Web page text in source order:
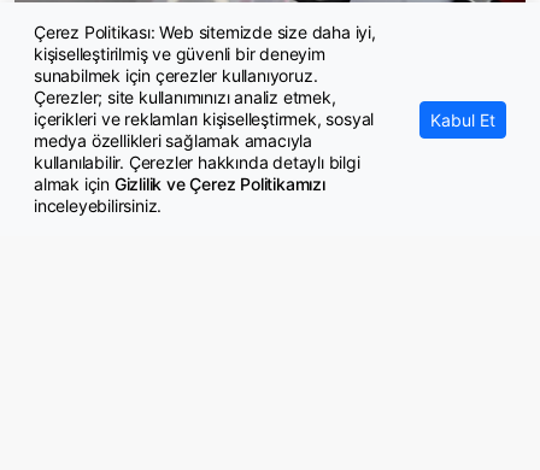
Benzine indirim geliyor
Çerez Politikası: Web sitemizde size daha iyi,
kişiselleştirilmiş ve güvenli bir deneyim
sunabilmek için çerezler kullanıyoruz.
Çerezler; site kullanımınızı analiz etmek,
içerikleri ve reklamları kişiselleştirmek, sosyal
medya özellikleri sağlamak amacıyla
kullanılabilir. Çerezler hakkında detaylı bilgi
almak için Gizlilik ve Çerez Politikamızı
inceleyebilirsiniz.
Kabul Et